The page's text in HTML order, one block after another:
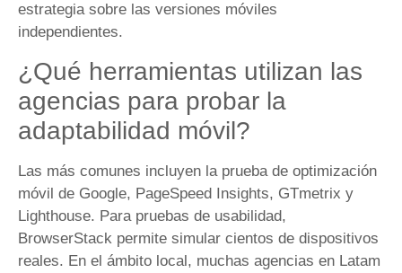
estrategia sobre las versiones móviles
independientes.
¿Qué herramientas utilizan las
agencias para probar la
adaptabilidad móvil?
Las más comunes incluyen la prueba de optimización
móvil de Google, PageSpeed Insights, GTmetrix y
Lighthouse. Para pruebas de usabilidad,
BrowserStack permite simular cientos de dispositivos
reales. En el ámbito local, muchas agencias en Latam